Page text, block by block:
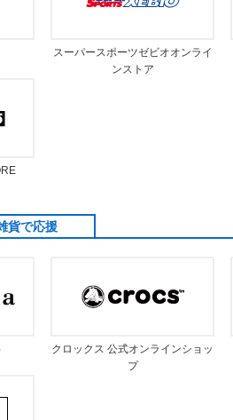
スーパースポーツゼビオオンライ
ンストア
貨で応援
クロックス 公式オンラインショッ
プ